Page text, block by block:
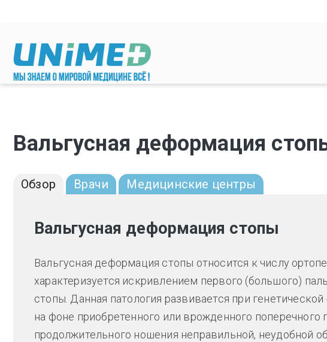
Вальгусная деформация
Обзор Врачи Медицинские центры
Вальгусная деформация стопы
Вальгусная деформация стопы относится к числу
характеризуется искривлением первого (большого)
стопы. Данная патология развивается при
на фоне приобретенного или врожденного поперечного
продолжительного ношения неправильной, неудобной